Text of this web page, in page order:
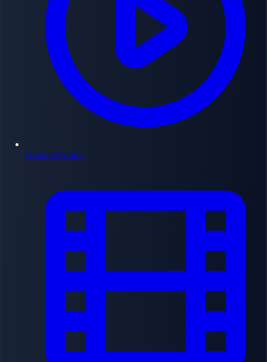
Guía del Anime